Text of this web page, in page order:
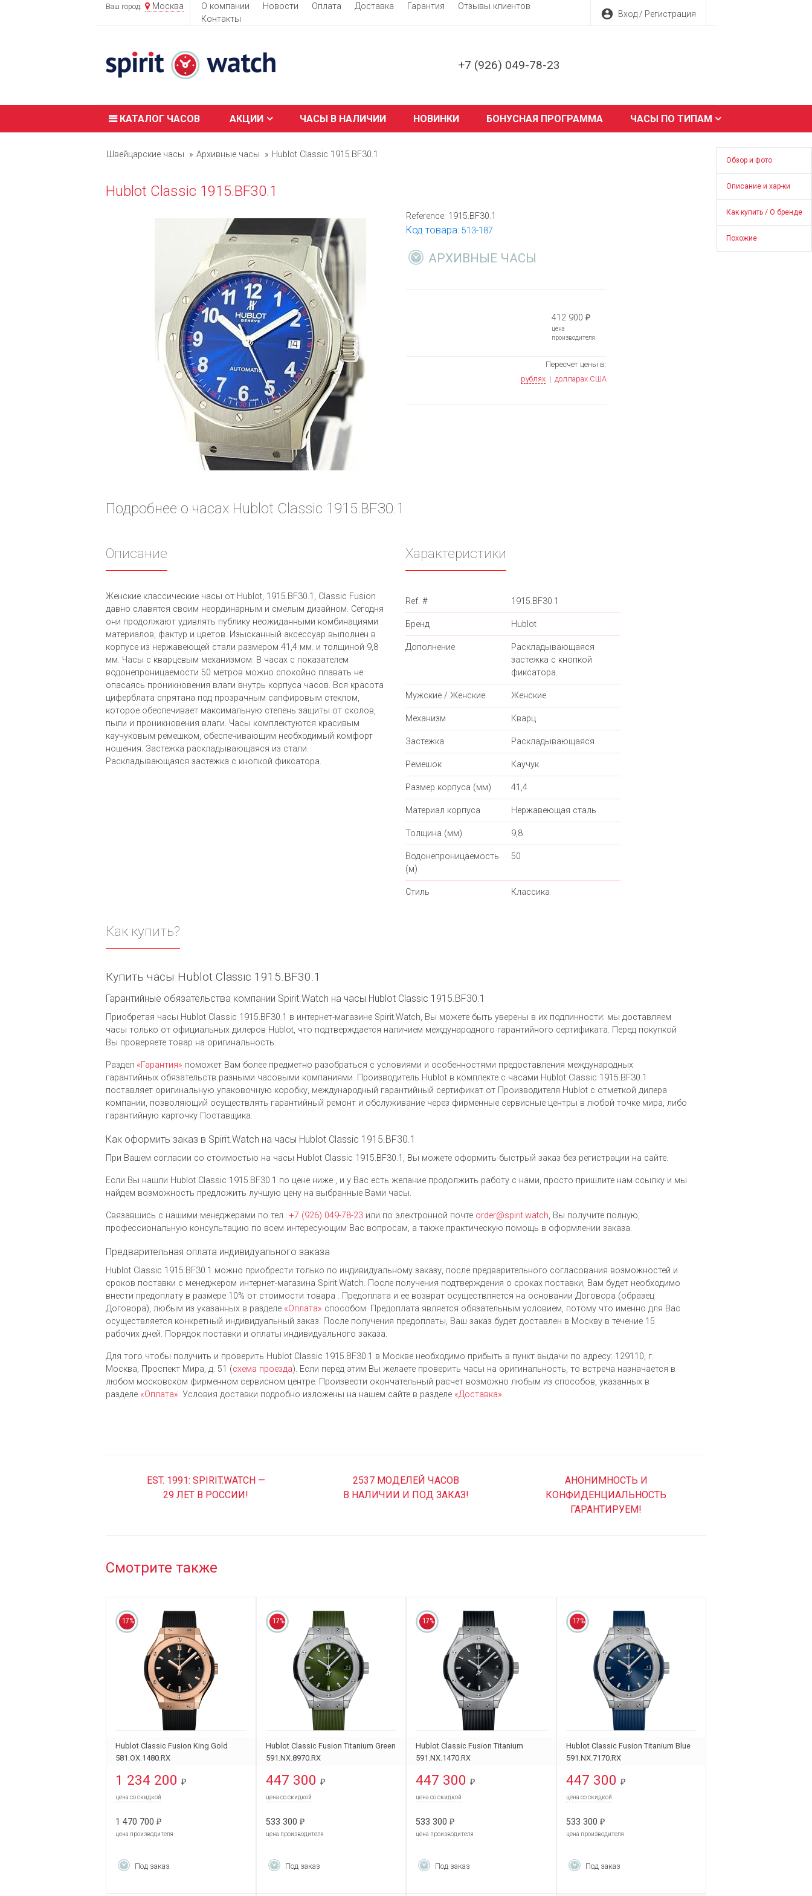
Ваш город: Москва О компании Новости Оплата Доставка Гарантия
Отзывы клиентов
Контакты
account_circle Вход / Регистрация
+7 (926) 049-78-23
КАТАЛОГ ЧАСОВ АКЦИИ ЧАСЫ В НАЛИЧИИ НОВИНКИ БОНУСНАЯ ПРОГРАММА ЧАСЫ ПО ТИПАМ
Обзор и фото
Описание и хар-ки
Как купить / О бренде
Похожие
Швейцарские часы Архивные часы Hublot Classic 1915.BF30.1
Hublot Classic 1915.BF30.1
Reference: 1915.BF30.1
Код товара: 513-187
АРХИВНЫЕ ЧАСЫ
412 900₽
цена
производителя
Пересчет цены в:
рублях | долларах США
Подробнее о часах Hublot Classic 1915.BF30.1
Описание
Женские классические часы от Hublot, 1915.BF30.1, Classic Fusion
давно славятся своим неординарным и смелым дизайном. Сегодня
они продолжают удивлять публику неожиданными комбинациями
материалов, фактур и цветов. Изысканный аксессуар выполнен в
корпусе из нержавеющей стали размером 41,4 мм. и толщиной 9,8
мм. Часы с кварцевым механизмом. В часах с показателем
водонепроницаемости 50 метров можно спокойно плавать не
опасаясь проникновения влаги внутрь корпуса часов. Вся красота
циферблата спрятана под прозрачным сапфировым стеклом,
которое обеспечивает максимальную степень защиты от сколов,
пыли и проникновения влаги. Часы комплектуются красивым
каучуковым ремешком, обеспечивающим необходимый комфорт
ношения. Застежка раскладывающаяся из стали.
Раскладывающаяся застежка с кнопкой фиксатора.
Характеристики
Ref. # 1915.BF30.1
Бренд Hublot
Дополнение
Раскладывающаяся
застежка с кнопкой
фиксатора.
Мужские / Женские Женские
Механизм Кварц
Застежка Раскладывающаяся
Ремешок Каучук
Размер корпуса (мм) 41,4
Материал корпуса Нержавеющая сталь
Толщина (мм) 9,8
Водонепроницаемость
(м)
50
Стиль Классика
Как купить?
Купить часы Hublot Classic 1915.BF30.1
Гарантийные обязательства компании Spirit.Watch на часы Hublot Classic 1915.BF30.1
Приобретая часы Hublot Classic 1915.BF30.1 в интернет-магазине Spirit.Watch, Вы можете быть уверены в их подлинности: мы доставляем
часы только от официальных дилеров Hublot, что подтверждается наличием международного гарантийного сертификата. Перед покупкой
Вы проверяете товар на оригинальность.
Раздел «Гарантия» поможет Вам более предметно разобраться с условиями и особенностями предоставления международных
гарантийных обязательств разными часовыми компаниями. Производитель Hublot в комплекте с часами Hublot Classic 1915.BF30.1
поставляет оригинальную упаковочную коробку, международный гарантийный сертификат от Производителя Hublot c отметкой дилера
компании, позволяющий осуществлять гарантийный ремонт и обслуживание через фирменные сервисные центры в любой точке мира, либо
гарантийную карточку Поставщика.
Как оформить заказ в Spirit.Watch на часы Hublot Classic 1915.BF30.1
При Вашем согласии со стоимостью на часы Hublot Classic 1915.BF30.1, Вы можете оформить быстрый заказ без регистрации на сайте.
Если Вы нашли Hublot Classic 1915.BF30.1 по цене ниже , и у Вас есть желание продолжить работу с нами, просто пришлите нам ссылку и мы
найдем возможность предложить лучшую цену на выбранные Вами часы.
Связавшись с нашими менеджерами по тел.: +7 (926) 049-78-23 или по электронной почте order@spirit.watch, Вы получите полную,
профессиональную консультацию по всем интересующим Вас вопросам, а также практическую помощь в оформлении заказа.
Предварительная оплата индивидуального заказа
Hublot Classic 1915.BF30.1 можно приобрести только по индивидуальному заказу, после предварительного согласования возможностей и
сроков поставки с менеджером интернет-магазина Spirit.Watch. После получения подтверждения о сроках поставки, Вам будет необходимо
внести предоплату в размере 10% от стоимости товара . Предоплата и ее возврат осуществляется на основании Договора (образец
Договора), любым из указанных в разделе «Оплата» способом. Предоплата является обязательным условием, потому что именно для Вас
осуществляется конкретный индивидуальный заказ. После получения предоплаты, Ваш заказ будет доставлен в Москву в течение 15
рабочих дней. Порядок поставки и оплаты индивидуального заказа.
Для того чтобы получить и проверить Hublot Classic 1915.BF30.1 в Москве необходимо прибыть в пункт выдачи по адресу: 129110, г.
Москва, Проспект Мира, д. 51 (схема проезда). Если перед этим Вы желаете проверить часы на оригинальность, то встреча назначается в
любом московском фирменном сервисном центре. Произвести окончательный расчет возможно любым из cпособов, указанных в
разделе «Оплата». Условия доставки подробно изложены на нашем сайте в разделе «Доставка».
EST. 1991: SPIRIT.WATCH —
29 ЛЕТ В РОССИИ!
2537 МОДЕЛЕЙ ЧАСОВ
В НАЛИЧИИ И ПОД ЗАКАЗ!
АНОНИМНОСТЬ И
КОНФИДЕНЦИАЛЬНОСТЬ
ГАРАНТИРУЕМ!
Смотрите также
17%
Hublot Classic Fusion King Gold
581.OX.1480.RX
1 234 200 ₽
цена со скидкой
1 470 700 ₽
цена производителя
Под заказ
17%
Hublot Classic Fusion Titanium Green
591.NX.8970.RX
447 300 ₽
цена со скидкой
533 300 ₽
цена производителя
Под заказ
17%
Hublot Classic Fusion Titanium
591.NX.1470.RX
447 300 ₽
цена со скидкой
533 300 ₽
цена производителя
Под заказ
17%
Hublot Classic Fusion Titanium Blue
591.NX.7170.RX
447 300 ₽
цена со скидкой
533 300 ₽
цена производителя
Под заказ